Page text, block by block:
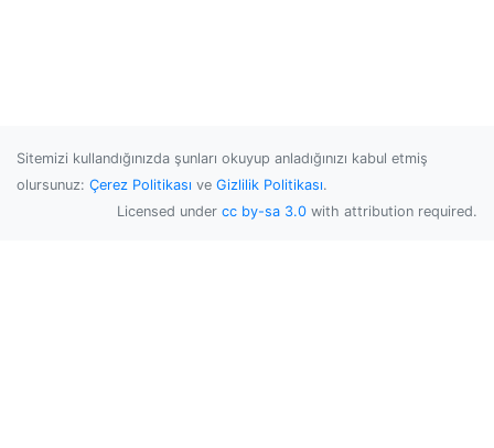
Sitemizi kullandığınızda şunları okuyup anladığınızı kabul etmiş
olursunuz: Çerez Politikası ve Gizlilik Politikası.
Licensed under cc by-sa 3.0 with attribution required.